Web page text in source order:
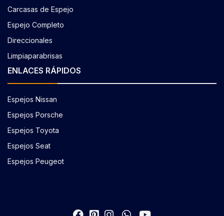
Carcasas de Espejo
Espejo Completo
Direccionales
Limpiaparabrisas
ENLACES RÁPIDOS
Espejos Nissan
Espejos Porsche
Espejos Toyota
Espejos Seat
Espejos Peugeot